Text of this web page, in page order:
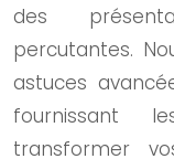
des
percutantes.
astuces
fournissant
transformer